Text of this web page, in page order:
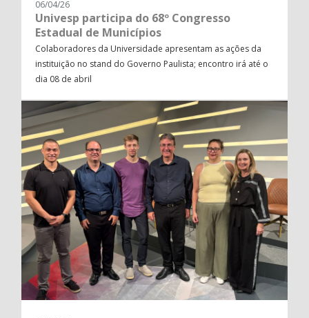
06/04/26
Univesp participa do 68º Congresso
Estadual de Municípios
Colaboradores da Universidade apresentam as ações da
instituição no stand do Governo Paulista; encontro irá até o
dia 08 de abril